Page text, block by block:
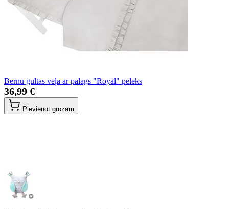
Bērnu gultas veļa ar palags "Royal" pelēks
36,99 €
Pievienot grozam